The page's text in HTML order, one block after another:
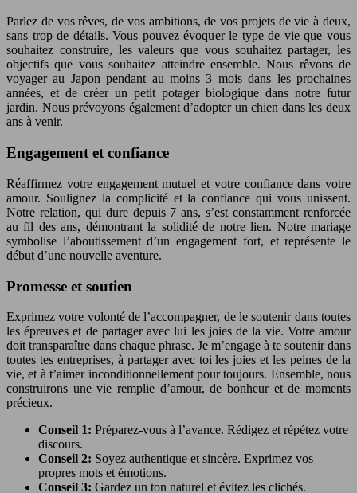
Parlez de vos rêves, de vos ambitions, de vos projets de vie à deux,
sans trop de détails. Vous pouvez évoquer le type de vie que vous
souhaitez construire, les valeurs que vous souhaitez partager, les
objectifs que vous souhaitez atteindre ensemble. Nous rêvons de
voyager au Japon pendant au moins 3 mois dans les prochaines
années, et de créer un petit potager biologique dans notre futur
jardin. Nous prévoyons également d’adopter un chien dans les deux
ans à venir.
Engagement et confiance
Réaffirmez votre engagement mutuel et votre confiance dans votre
amour. Soulignez la complicité et la confiance qui vous unissent.
Notre relation, qui dure depuis 7 ans, s’est constamment renforcée
au fil des ans, démontrant la solidité de notre lien. Notre mariage
symbolise l’aboutissement d’un engagement fort, et représente le
début d’une nouvelle aventure.
Promesse et soutien
Exprimez votre volonté de l’accompagner, de le soutenir dans toutes
les épreuves et de partager avec lui les joies de la vie. Votre amour
doit transparaître dans chaque phrase. Je m’engage à te soutenir dans
toutes tes entreprises, à partager avec toi les joies et les peines de la
vie, et à t’aimer inconditionnellement pour toujours. Ensemble, nous
construirons une vie remplie d’amour, de bonheur et de moments
précieux.
Conseil 1: Préparez-vous à l’avance. Rédigez et répétez votre
discours.
Conseil 2: Soyez authentique et sincère. Exprimez vos
propres mots et émotions.
Conseil 3: Gardez un ton naturel et évitez les clichés.